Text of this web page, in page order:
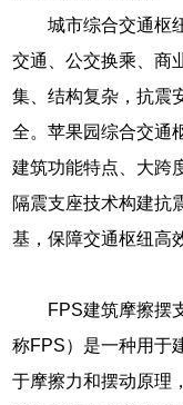
城市综合交通枢
交通、公交换乘、商
集、结构复杂，抗震
全。苹果园综合交通
建筑功能特点、大跨
隔震支座技术构建抗
基，保障交通枢纽高
FPS建筑摩擦摆
称FPS）是一种用于
于摩擦力和摆动原理